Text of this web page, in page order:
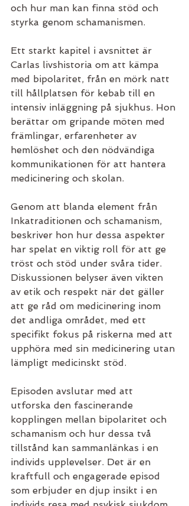
och hur man kan finna stöd och
styrka genom schamanismen.
Ett starkt kapitel i avsnittet är
Carlas livshistoria om att kämpa
med bipolaritet, från en mörk natt
till hållplatsen för kebab till en
intensiv inläggning på sjukhus. Hon
berättar om gripande möten med
främlingar, erfarenheter av
hemlöshet och den nödvändiga
kommunikationen för att hantera
medicinering och skolan.
Genom att blanda element från
Inkatraditionen och schamanism,
beskriver hon hur dessa aspekter
har spelat en viktig roll för att ge
tröst och stöd under svåra tider.
Diskussionen belyser även vikten
av etik och respekt när det gäller
att ge råd om medicinering inom
det andliga området, med ett
specifikt fokus på riskerna med att
upphöra med sin medicinering utan
lämpligt medicinskt stöd.
Episoden avslutar med att
utforska den fascinerande
kopplingen mellan bipolaritet och
schamanism och hur dessa två
tillstånd kan sammanlänkas i en
individs upplevelser. Det är en
kraftfull och engagerade episod
som erbjuder en djup insikt i en